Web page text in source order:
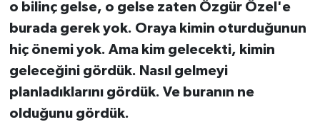
o bilinç gelse, o gelse zaten Özgür Özel'e
burada gerek yok. Oraya kimin oturduğunun
hiç önemi yok. Ama kim gelecekti, kimin
geleceğini gördük. Nasıl gelmeyi
planladıklarını gördük. Ve buranın ne
olduğunu gördük.